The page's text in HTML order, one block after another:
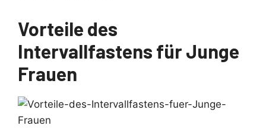
Vorteile des
Intervallfastens für Junge
Frauen